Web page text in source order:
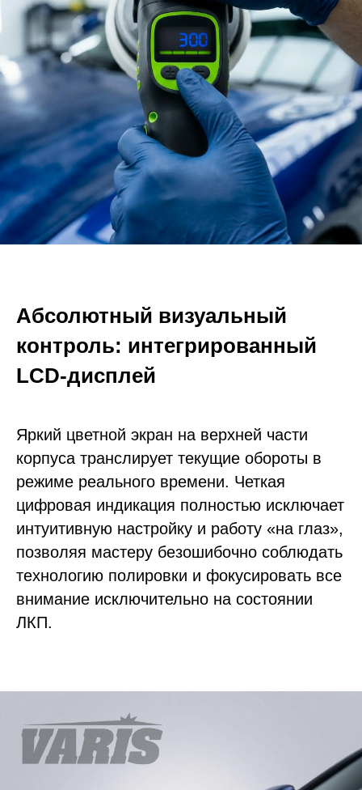
Абсолютный визуальный
контроль: интегрированный
LCD-дисплей
Яркий цветной экран на верхней части
корпуса транслирует текущие обороты в
режиме реального времени. Четкая
цифровая индикация полностью исключает
интуитивную настройку и работу «на глаз»,
позволяя мастеру безошибочно соблюдать
технологию полировки и фокусировать все
внимание исключительно на состоянии
ЛКП.